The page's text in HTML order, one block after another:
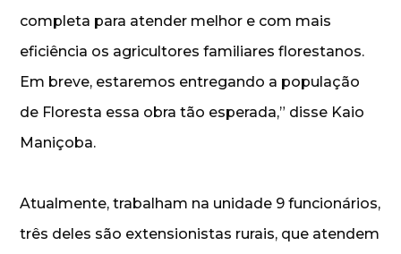
completa para atender melhor e com mais
eficiência os agricultores familiares florestanos.
Em breve, estaremos entregando a população
de Floresta essa obra tão esperada,” disse Kaio
Maniçoba.
Atualmente, trabalham na unidade 9 funcionários,
três deles são extensionistas rurais, que atendem